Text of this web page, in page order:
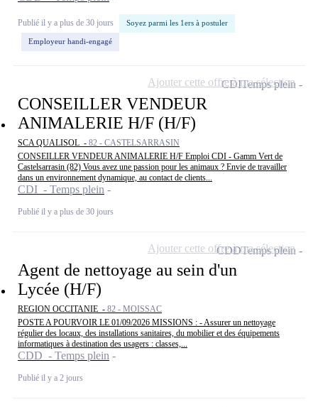
Publié il y a plus de 30 jours Soyez parmi les 1ers à postuler
Employeur handi-engagé
CONSEILLER VENDEUR
ANIMALERIE H/F (H/F)
SCA QUALISOL - 82 - CASTELSARRASIN
CONSEILLER VENDEUR ANIMALERIE H/F Emploi CDI - Gamm Vert de
Castelsarrasin (82) Vous avez une passion pour les animaux ? Envie de travailler
dans un environnement dynamique, au contact de clients...
CDI - Temps plein
Publié il y a plus de 30 jours
CDITemps plein
Ajouter cette offre à ma sélection
Agent de nettoyage au sein d'un
Lycée (H/F)
REGION OCCITANIE - 82 - MOISSAC
POSTE A POURVOIR LE 01/09/2026 MISSIONS : - Assurer un nettoyage
régulier des locaux, des installations sanitaires, du mobilier et des équipements
informatiques à destination des usagers : classes,...
CDD - Temps plein
Publié il y a 2 jours
CDDTemps plein
Ajouter cette offre à ma sélection